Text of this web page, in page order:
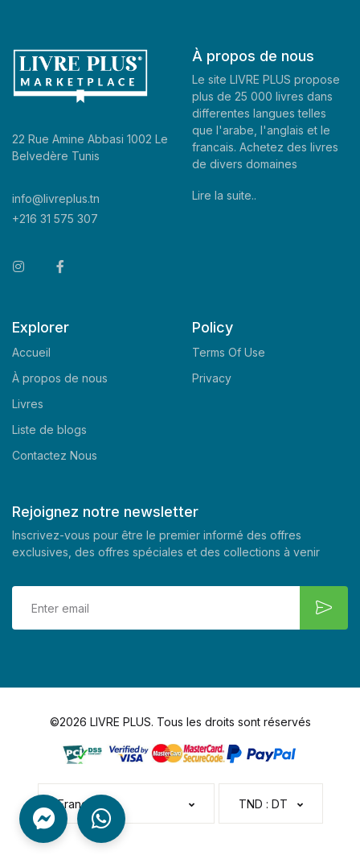
22 Rue Amine Abbasi 1002 Le
Belvedère Tunis
info@livreplus.tn
+216 31 575 307
À propos de nous
Le site LIVRE PLUS propose
plus de 25 000 livres dans
differentes langues telles
que l'arabe, l'anglais et le
francais. Achetez des livres
de divers domaines
Lire la suite..
Explorer
Accueil
À propos de nous
Livres
Liste de blogs
Contactez Nous
Policy
Terms Of Use
Privacy
Rejoignez notre newsletter
Inscrivez-vous pour être le premier informé des offres
exclusives, des offres spéciales et des collections à venir
©2026 LIVRE PLUS. Tous les droits sont réservés
Français TND : DT